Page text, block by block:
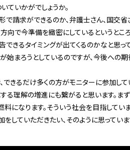
いかがでしょうか。
で請求ができるのか、弁護士さん、国交
向で今準備を緻密にしているというとこ
きるタイミングが出てくるのかなと思っ
始まろうとしているのですが、今後への
きるだけ多くの方がモニターに参加して
理解の増進にも繋がると思います。まず
になります。そういう社会を目指してい
していただきたい、そのように思っていま